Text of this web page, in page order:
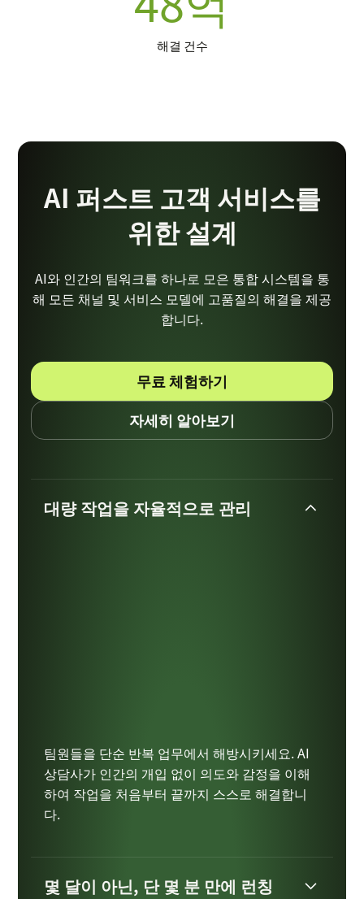
해결 건수
AI 퍼스트 고객 서비스를
위한 설계
AI와 인간의 팀워크를 하나로 모은 통합 시스템을 통
해 모든 채널 및 서비스 모델에 고품질의 해결을 제공
합니다.
무료 체험하기
자세히 알아보기
대량 작업을 자율적으로 관리
팀원들을 단순 반복 업무에서 해방시키세요. AI
상담사가 인간의 개입 없이 의도와 감정을 이해
하여 작업을 처음부터 끝까지 스스로 해결합니
다.
몇 달이 아닌, 단 몇 분 만에 런칭